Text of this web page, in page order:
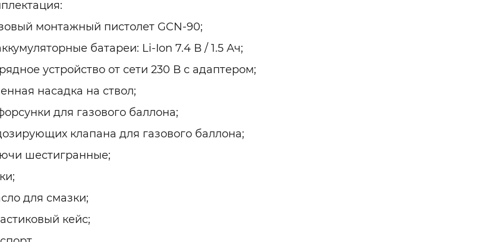
монтажный пистолет GCN-90;
батареи: Li-Ion 7.4 В / 1.5 Ач;
устройство от сети 230 В с адаптером;
насадка на ствол;
для газового баллона;
клапана для газового баллона;
шестигранные;
для смазки;
кейс;